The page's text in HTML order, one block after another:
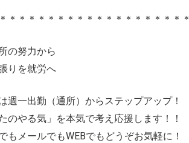
＊＊＊＊＊＊＊＊＊＊＊＊＊＊＊＊＊＊＊
の努力から
りを就労へ
週一出勤（通所）からステップアップ！
のやる気」を本気で考え応援します！！
もメールでもWEBでもどうぞお気軽に！